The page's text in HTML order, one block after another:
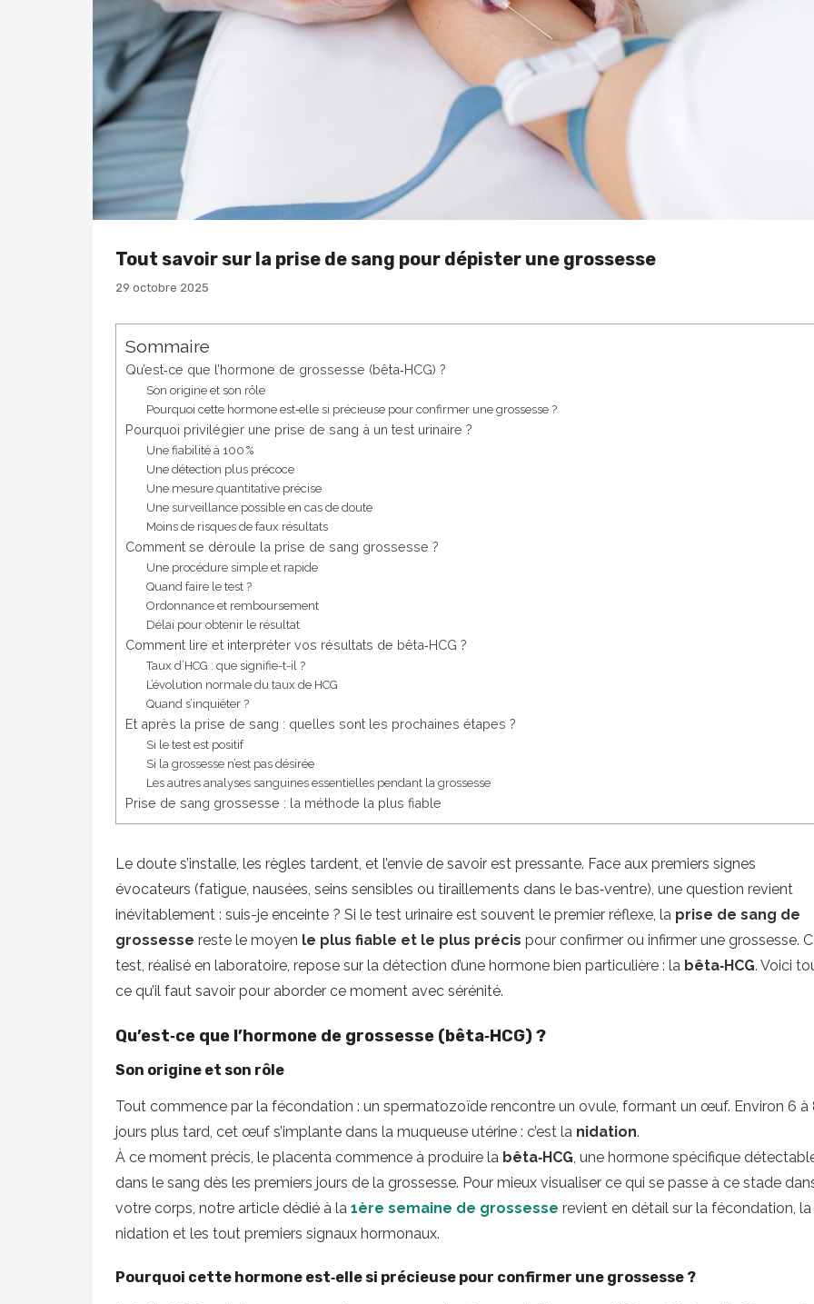
Tout savoir sur la prise de sang pour dépister une grossesse
29 octobre 2025
Sommaire
Qu’est‑ce que l’hormone de grossesse (bêta‑HCG) ?
Son origine et son rôle
Pourquoi cette hormone est‑elle si précieuse pour confirmer une grossesse ?
Pourquoi privilégier une prise de sang à un test urinaire ?
Une fiabilité à 100 %
Une détection plus précoce
Une mesure quantitative précise
Une surveillance possible en cas de doute
Moins de risques de faux résultats
Comment se déroule la prise de sang grossesse ?
Une procédure simple et rapide
Quand faire le test ?
Ordonnance et remboursement
Délai pour obtenir le résultat
Comment lire et interpréter vos résultats de bêta‑HCG ?
Taux d’HCG : que signifie-t-il ?
L’évolution normale du taux de HCG
Quand s’inquiéter ?
Et après la prise de sang : quelles sont les prochaines étapes ?
Si le test est positif
Si la grossesse n’est pas désirée
Les autres analyses sanguines essentielles pendant la grossesse
Prise de sang grossesse : la méthode la plus fiable
Le doute s’installe, les règles tardent, et l’envie de savoir est pressante. Face aux premiers signes
évocateurs (fatigue, nausées, seins sensibles ou tiraillements dans le bas‑ventre), une question revient
inévitablement : suis-je enceinte ? Si le test urinaire est souvent le premier réflexe, la prise de sang de
grossesse reste le moyen le plus fiable et le plus précis pour confirmer ou infirmer une grossesse.
test, réalisé en laboratoire, repose sur la détection d’une hormone bien particulière : la bêta‑HCG. Voici
ce qu’il faut savoir pour aborder ce moment avec sérénité.
Qu’est‑ce que l’hormone de grossesse (bêta‑HCG) ?
Son origine et son rôle
Tout commence par la fécondation : un spermatozoïde rencontre un ovule, formant un œuf. Environ 6 à
jours plus tard, cet œuf s’implante dans la muqueuse utérine : c’est la nidation.
À ce moment précis, le placenta commence à produire la bêta‑HCG, une hormone spécifique
dans le sang dès les premiers jours de la grossesse. Pour mieux visualiser ce qui se passe à ce stade
votre corps, notre article dédié à la 1ère semaine de grossesse revient en détail sur la fécondation, la
nidation et les tout premiers signaux hormonaux.
Pourquoi cette hormone est‑elle si précieuse pour confirmer une grossesse ?